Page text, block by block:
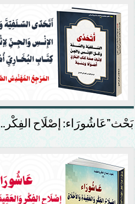
بَحْث”عَاشُورَاء: إصْلَاح الفِكْر..